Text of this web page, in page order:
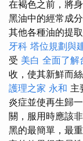
在褐色之前，將
黑油中的經常成
其他各種油的提取
牙科 塔位規劃與
受 美白 全面了解
收，使其新鮮而絲
護理之家 永和 主
炎症並使再生歸
關，服用時應該
黑的最簡單，最